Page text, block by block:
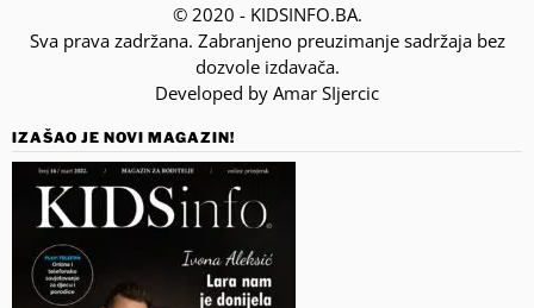
© 2020 - KIDSINFO.BA.
Sva prava zadržana. Zabranjeno preuzimanje sadržaja bez
dozvole izdavača.
Developed by Amar SIjercic
IZAŠAO JE NOVI MAGAZIN!